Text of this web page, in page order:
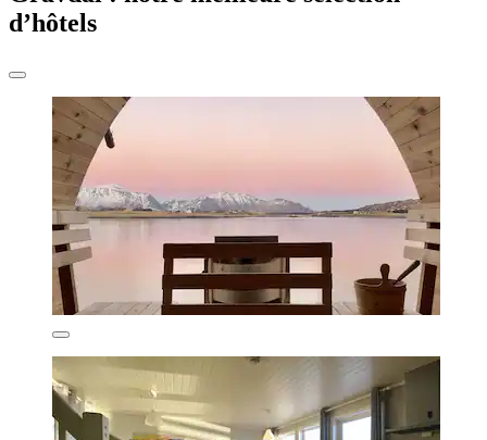
d’hôtels